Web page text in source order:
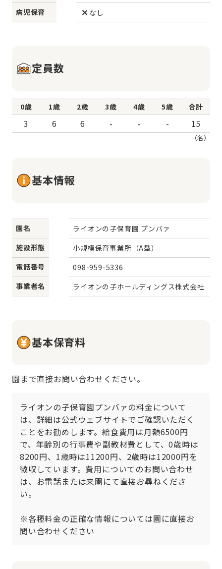
病児保育
なし
定員数
0歳 1歳 2歳 3歳 4歳 5歳 合計
3 6 6 - - - 15
（名）
基本情報
園名
ライオンの子保育園 プンバァ
施設形態
小規模保育事業所（A型）
電話番号
098-959-5336
事業者名
ライオンの子ホールディングス株式会社
基本保育料
園まで直接お問い合わせください。
ライオンの子保育園プンバァの料金について
は、詳細は公式ウェブサイトでご確認いただく
ことをお勧めします。給食費用は月額6500円
で、年齢別の行事費や副教材費として、0歳時は
8200円、1歳時は11200円、2歳時は12000円を
徴収しています。費用についてのお問い合わせ
は、お電話または来園にて直接お尋ねくださ
い。
※各種料金の正確な情報については園に直接お
問い合わせください